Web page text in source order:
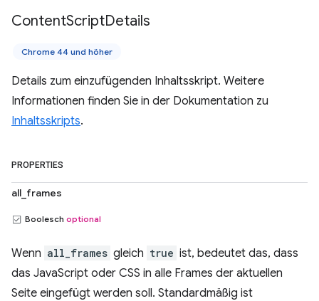
ContentScriptDetails
Chrome 44 und höher
Details zum einzufügenden Inhaltsskript. Weitere
Informationen finden Sie in der Dokumentation zu
Inhaltsskripts.
PROPERTIES
all_frames
Boolesch optional
Wenn all_frames gleich true ist, bedeutet das, dass
das JavaScript oder CSS in alle Frames der aktuellen
Seite eingefügt werden soll. Standardmäßig ist